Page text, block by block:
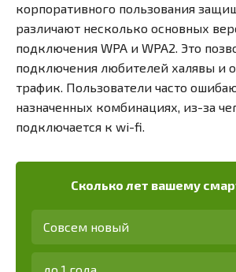
корпоративного пользования
различают несколько основных
подключения WPA и WPA2. Это
подключения любителей халявы и
трафик. Пользователи часто
назначенных комбинациях, из-за
подключается к wi-fi.
Сколько лет вашему
Совсем новый